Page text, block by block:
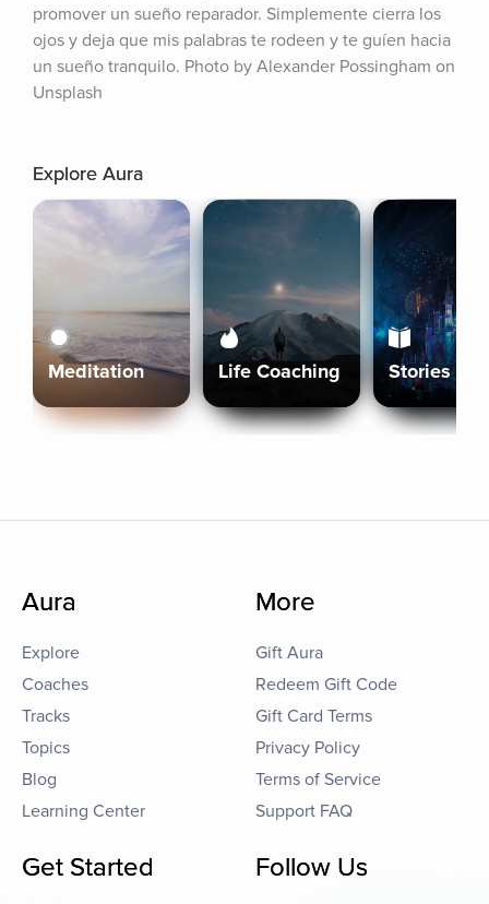
promover un sueño reparador. Simplemente cierra los
ojos y deja que mis palabras te rodeen y te guíen hacia
un sueño tranquilo. Photo by Alexander Possingham on
Unsplash
Explore Aura
Meditation Life Coaching Stories
Aura
Explore
Coaches
Tracks
Topics
Blog
Learning Center
More
Gift Aura
Redeem Gift Code
Gift Card Terms
Privacy Policy
Terms of Service
Support FAQ
Get Started Follow Us